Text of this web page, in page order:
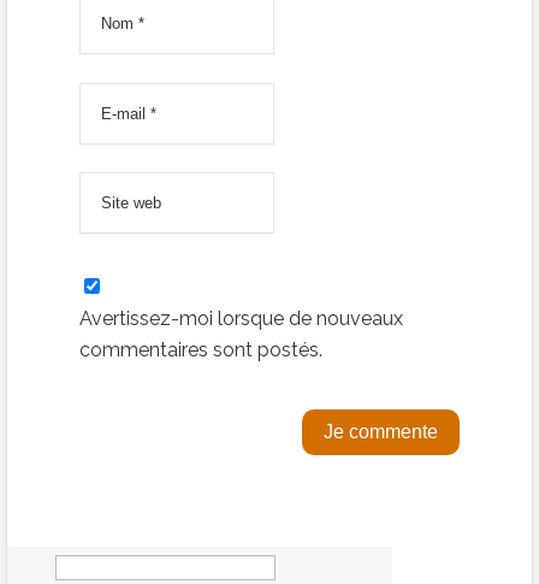
Avertissez-moi lorsque de nouveaux
commentaires sont postés.
Rechercher :